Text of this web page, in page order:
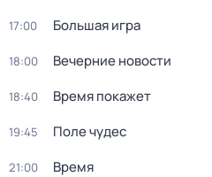
17:00 Большая игра
18:00 Вечерние новости
18:40 Время покажет
19:45 Поле чудес
21:00 Время